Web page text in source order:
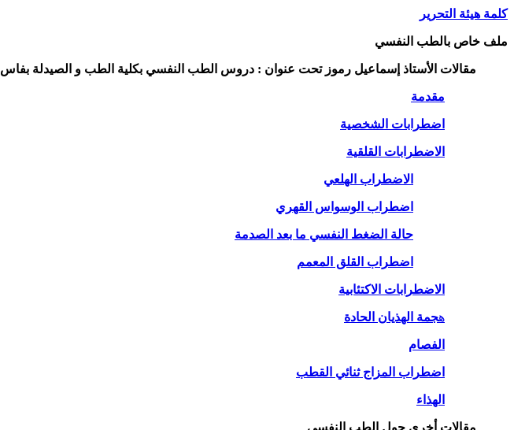
كلمة هيئة التحرير
ملف خاص بالطب النفسي
مقالات الأستاذ إسماعيل رموز تحت عنوان : دروس الطب النفسي بكلية الطب و الصيدلة بفاس
مقدمة
اضطرابات الشخصية
الاضطرابات القلقية
الاضطراب الهلعي
اضطراب الوسواس القهري
حالة الضغط النفسي ما بعد الصدمة
اضطراب القلق المعمم
الاضطرابات الاكتئابية
هجمة الهذيان الحادة
الفصام
اضطراب المزاج ثنائي القطب
الهذاء